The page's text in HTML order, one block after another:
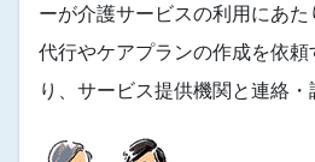
ーが介護サービスの利用にあ
代行やケアプランの作成を依
り、サービス提供機関と連絡・